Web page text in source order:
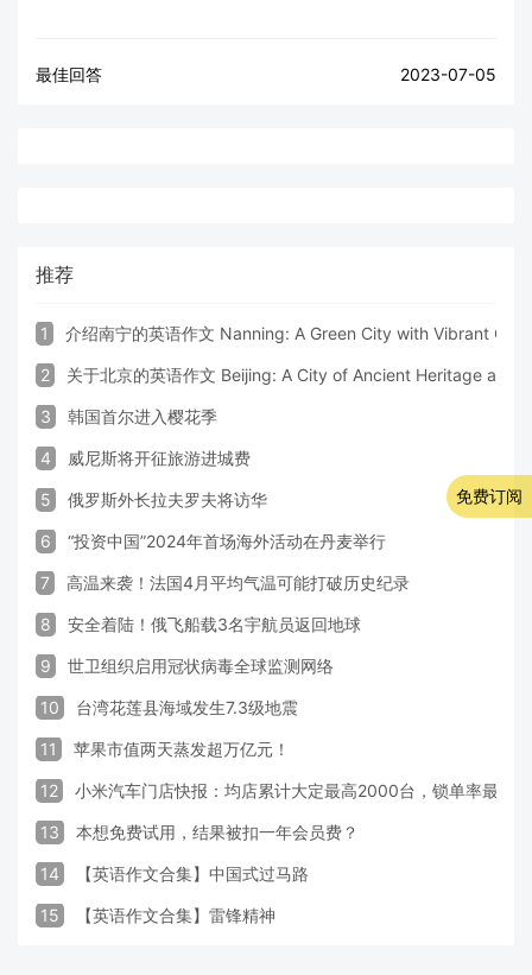
最佳回答 2023-07-05
推荐
1 介绍南宁的英语作文 Nanning: A Green City with Vibrant
2 关于北京的英语作文 Beijing: A City of Ancient Heritage and
3 韩国首尔进入樱花季
4 威尼斯将开征旅游进城费
5 俄罗斯外长拉夫罗夫将访华
6 “投资中国”2024年首场海外活动在丹麦举行
7 高温来袭！法国4月平均气温可能打破历史纪录
8 安全着陆！俄飞船载3名宇航员返回地球
9 世卫组织启用冠状病毒全球监测网络
10 台湾花莲县海域发生7.3级地震
11 苹果市值两天蒸发超万亿元！
12 小米汽车门店快报：均店累计大定最高2000台，锁单率最高
13 本想免费试用，结果被扣一年会员费？
14 【英语作文合集】中国式过马路
15 【英语作文合集】雷锋精神
免费订阅